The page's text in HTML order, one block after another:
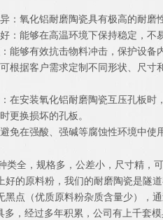
：氧化铝耐磨陶瓷具有极高的耐磨
：能够在高温环境下保持稳定，不
能够有效抗击物料冲击，保护设备
根据客户需求定制不同形状、尺寸
在安装氧化铝耐磨陶瓷互压孔板时
更换损坏的孔板。
免在强酸、强碱等腐蚀性环境中使
类全，规格多，公差小，尺寸精，
好的原料粉，我们的耐磨陶瓷是隧
黑点（优质原料粉杂质含量少），通
多，经过多年积累，公司有上千套